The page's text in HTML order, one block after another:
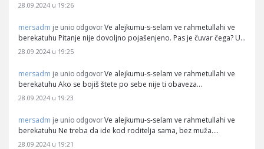
28.09.2024 u 19:26
mersadm je unio odgovor Ve alejkumu-s-selam ve rahmetullahi ve
berekatuhu Pitanje nije dovoljno pojašenjeno. Pas je čuvar čega? U…
28.09.2024 u 19:25
mersadm je unio odgovor Ve alejkumu-s-selam ve rahmetullahi ve
berekatuhu Ako se bojiš štete po sebe nije ti obaveza…
28.09.2024 u 19:23
mersadm je unio odgovor Ve alejkumu-s-selam ve rahmetullahi ve
berekatuhu Ne treba da ide kod roditelja sama, bez muža.…
28.09.2024 u 19:21